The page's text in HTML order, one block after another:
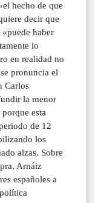
hecho de que
decir que
haber
lo
en realidad no
pronuncia el
Carlos
la menor
esta
de 12
los
alzas. Sobre
Arnáiz
españoles a